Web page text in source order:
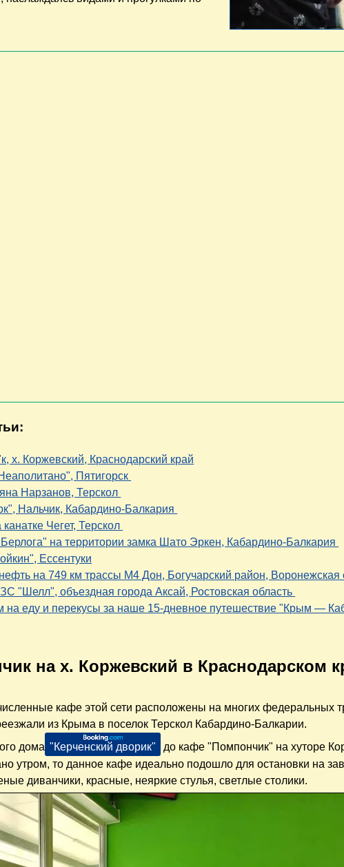
х. Коржевский, Краснодарский край
Пятигорск
Нарзанов, Терскол
Нальчик, Кабардино-Балкария
Чегет, Терскол
на территории замка Шато Эркен, Кабардино-Балкария
Ессентуки
на 749 км трассы М4 Дон, Богучарский район, Воронежская
"Шелл", объездная города Аксай, Ростовская область
на еду и перекусы за наше 15-дневное путешествие "Крым —
на х. Коржевский в Краснодарском
кафе этой сети расположены на многих федеральных
из Крыма в поселок Терскол Кабардино-Балкарии.
дома "Керченский дворик"
до кафе "Помпончик" на хуторе
утром, то данное кафе идеально подошло для остановки на
диванчики, красные, неяркие стулья, светлые столики.